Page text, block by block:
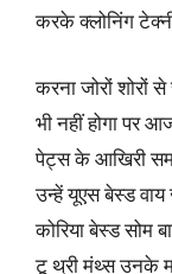
करके क्लोनिंग
करना जोरों शोरों
भी नहीं होगा पर
पेट्स के आखिरी
उन्हें यूएस बेस्ड
कोरिया बेस्ड सोम
टू थ्री मंथ्स उनके